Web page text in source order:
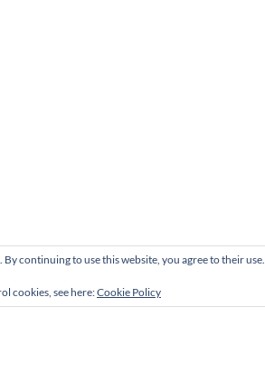
By continuing to use this website, you agree to their use.
cookies, see here:Cookie Policy